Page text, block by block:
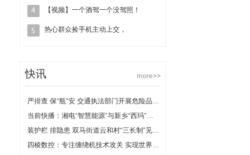
致一旁两车追尾相撞
【视频】一个酒驾一个没驾照！
送娃上学，这两位父亲太不靠谱
热心群众捡手机主动上交，
more>>
快讯